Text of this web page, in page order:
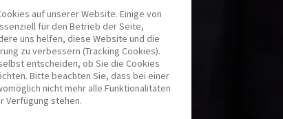
auf unserer Website. Einige von
für den Betrieb der Seite,
uns helfen, diese Website und die
zu verbessern (Tracking Cookies).
entscheiden, ob Sie die Cookies
Bitte beachten Sie, dass bei einer
nicht mehr alle Funktionalitäten
Verfügung stehen.